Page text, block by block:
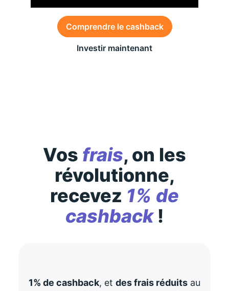
Comprendre le cashback
Investir maintenant
Vos frais, on les
révolutionne,
recevez 1% de
cashback!
1% de cashback, et des frais réduits au